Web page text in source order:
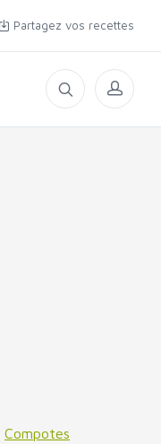
Partagez vos recettes
Compotes